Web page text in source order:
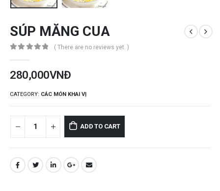
SÚP MĂNG CUA
( There are no reviews yet. )
280,000VNĐ
CATEGORY: CÁC MÓN KHAI VỊ
ADD TO CART